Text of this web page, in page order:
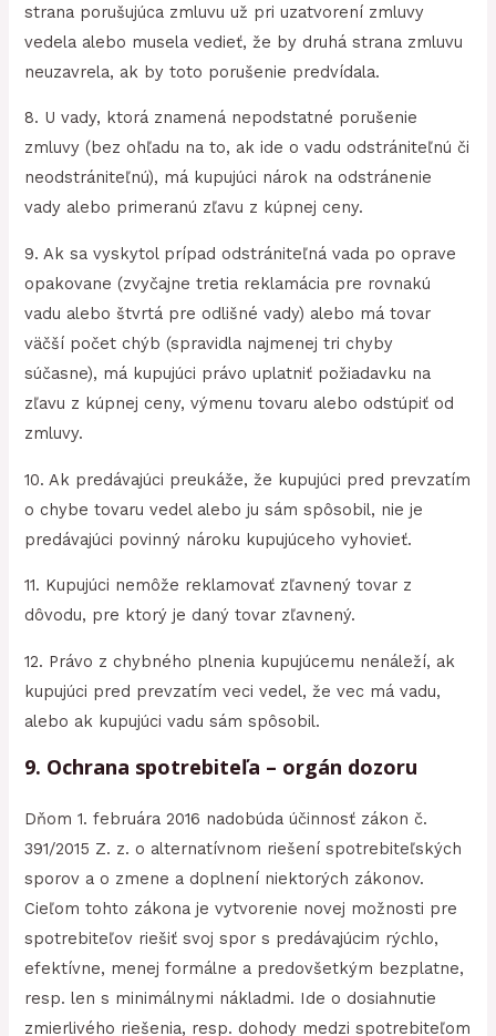
strana porušujúca zmluvu už pri uzatvorení zmluvy
vedela alebo musela vedieť, že by druhá strana zmluvu
neuzavrela, ak by toto porušenie predvídala.
8. U vady, ktorá znamená nepodstatné porušenie
zmluvy (bez ohľadu na to, ak ide o vadu odstrániteľnú či
neodstrániteľnú), má kupujúci nárok na odstránenie
vady alebo primeranú zľavu z kúpnej ceny.
9. Ak sa vyskytol prípad odstrániteľná vada po oprave
opakovane (zvyčajne tretia reklamácia pre rovnakú
vadu alebo štvrtá pre odlišné vady) alebo má tovar
väčší počet chýb (spravidla najmenej tri chyby
súčasne), má kupujúci právo uplatniť požiadavku na
zľavu z kúpnej ceny, výmenu tovaru alebo odstúpiť od
zmluvy.
10. Ak predávajúci preukáže, že kupujúci pred prevzatím
o chybe tovaru vedel alebo ju sám spôsobil, nie je
predávajúci povinný nároku kupujúceho vyhovieť.
11. Kupujúci nemôže reklamovať zľavnený tovar z
dôvodu, pre ktorý je daný tovar zľavnený.
12. Právo z chybného plnenia kupujúcemu nenáleží, ak
kupujúci pred prevzatím veci vedel, že vec má vadu,
alebo ak kupujúci vadu sám spôsobil.
9. Ochrana spotrebiteľa – orgán dozoru
Dňom 1. februára 2016 nadobúda účinnosť zákon č.
391/2015 Z. z. o alternatívnom riešení spotrebiteľských
sporov a o zmene a doplnení niektorých zákonov.
Cieľom tohto zákona je vytvorenie novej možnosti pre
spotrebiteľov riešiť svoj spor s predávajúcim rýchlo,
efektívne, menej formálne a predovšetkým bezplatne,
resp. len s minimálnymi nákladmi. Ide o dosiahnutie
zmierlivého riešenia, resp. dohody medzi spotrebiteľom